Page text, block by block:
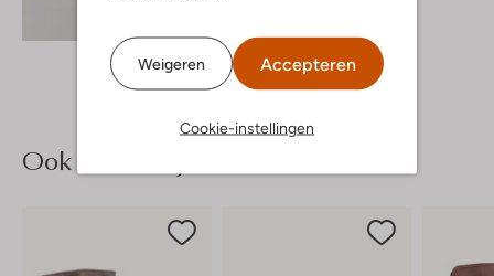
Weigeren Accepteren
Cookie-instellingen
Ook iets voor jou?